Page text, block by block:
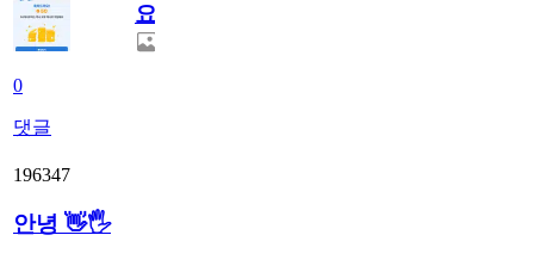
0
댓글
요.
196347
안녕 👋🖐